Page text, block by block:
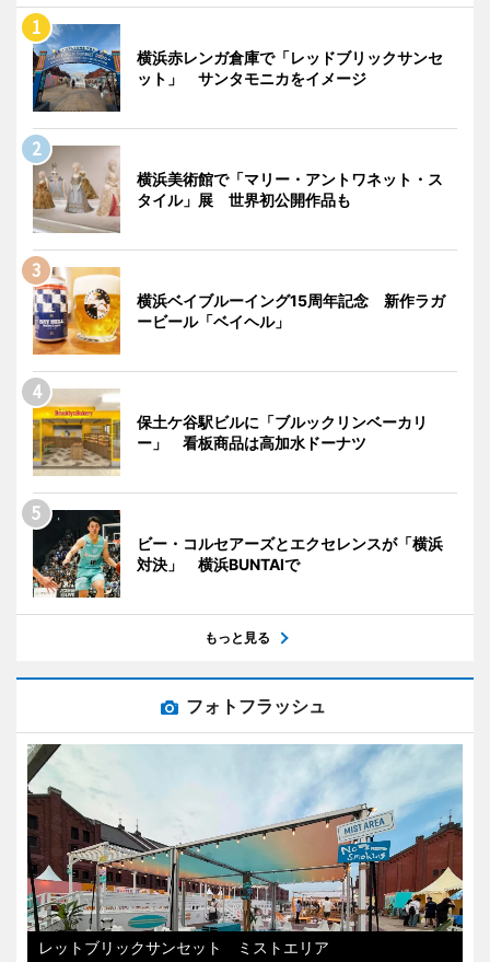
横浜赤レンガ倉庫で「レッドブリックサンセ
ット」 サンタモニカをイメージ
横浜美術館で「マリー・アントワネット・ス
タイル」展 世界初公開作品も
横浜ベイブルーイング15周年記念 新作ラガ
ービール「ベイヘル」
保土ケ谷駅ビルに「ブルックリンベーカリ
ー」 看板商品は高加水ドーナツ
ビー・コルセアーズとエクセレンスが「横浜
対決」 横浜BUNTAIで
もっと見る
フォトフラッシュ
レットブリックサンセット ミストエリア